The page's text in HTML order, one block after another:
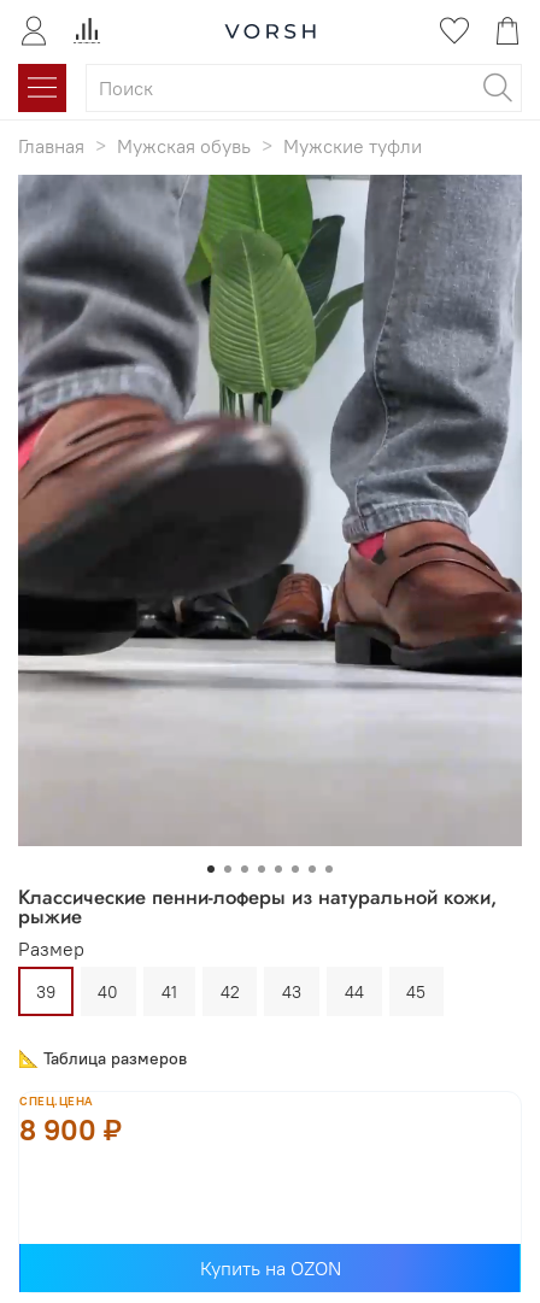
Главная Мужская обувь Мужские туфли
Классические пенни-лоферы из натуральной кожи,
рыжие
Размер
39 40 41 42 43 44 45
📐 Таблица размеров
СПЕЦ.ЦЕНА
8 900 ₽
Купить на OZON